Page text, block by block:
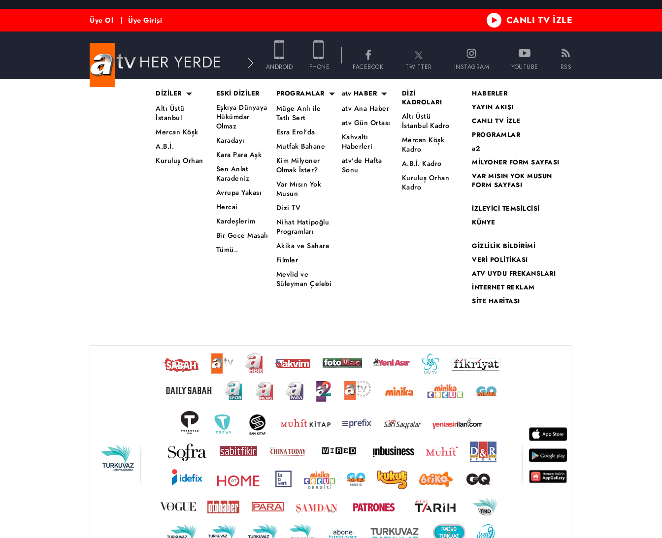
6698 sayılı Kişisel Verilerin Korunması Kanunu uyarınca hazırlanmış Aydınlatma Metnimizi okumak ve sitemizde ilgili
mevzuata uygun olarak kullanılan çerezlerle ilgili bilgi almak için lütfen
Üye Ol Üye Girişi CANLI TV İZLE
HER YERDE ANDROID iPHONE FACEBOOK TWITTER INSTAGRAM YOUTUBE RSS
DİZİLER
Altı Üstü
İstanbul
Mercan Köşk
A.B.İ.
Kuruluş Orhan
ESKİ DİZİLER
Eşkıya Dünyaya
Hükümdar
Olmaz
Karadayı
Kara Para Aşk
Sen Anlat
Karadeniz
Avrupa Yakası
Hercai
Kardeşlerim
Bir Gece Masalı
Tümü..
PROGRAMLAR
Müge Anlı ile
Tatlı Sert
Esra Erol'da
Mutfak Bahane
Kim Milyoner
Olmak İster?
Var Mısın Yok
Musun
Dizi TV
Nihat Hatipoğlu
Programları
Akika ve Sahara
Filmler
Mevlid ve
Süleyman Çelebi
atv HABER
atv Ana Haber
atv Gün Ortası
Kahvaltı
Haberleri
atv'de Hafta
Sonu
DİZİ
KADROLARI
Altı Üstü
İstanbul Kadro
Mercan Köşk
Kadro
A.B.İ. Kadro
Kuruluş Orhan
Kadro
HABERLER
YAYIN AKIŞI
CANLI TV İZLE
PROGRAMLAR
a2
MİLYONER FORM SAYFASI
VAR MISIN YOK MUSUN
FORM SAYFASI
İZLEYİCİ TEMSİLCİSİ
KÜNYE
GİZLİLİK BİLDİRİMİ
VERİ POLİTİKASI
ATV UYDU FREKANSLARI
İNTERNET REKLAM
SİTE HARİTASI